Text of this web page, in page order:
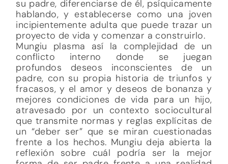
su padre, diferenciarse de él, psíquicamente
hablando, y establecerse como una joven
incipientemente adulta que puede trazar un
proyecto de vida y comenzar a construirlo.
Mungiu plasma así la complejidad de un
conflicto interno donde se juegan
profundos deseos inconscientes de un
padre, con su propia historia de triunfos y
fracasos, y el amor y deseos de bonanza y
mejores condiciones de vida para un hijo,
atravesado por un contexto sociocultural
que transmite normas y reglas explícitas de
un “deber ser” que se miran cuestionadas
frente a los hechos. Mungiu deja abierta la
reflexión sobre cuál podría ser la mejor